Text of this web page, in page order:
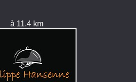
à 11.4 km